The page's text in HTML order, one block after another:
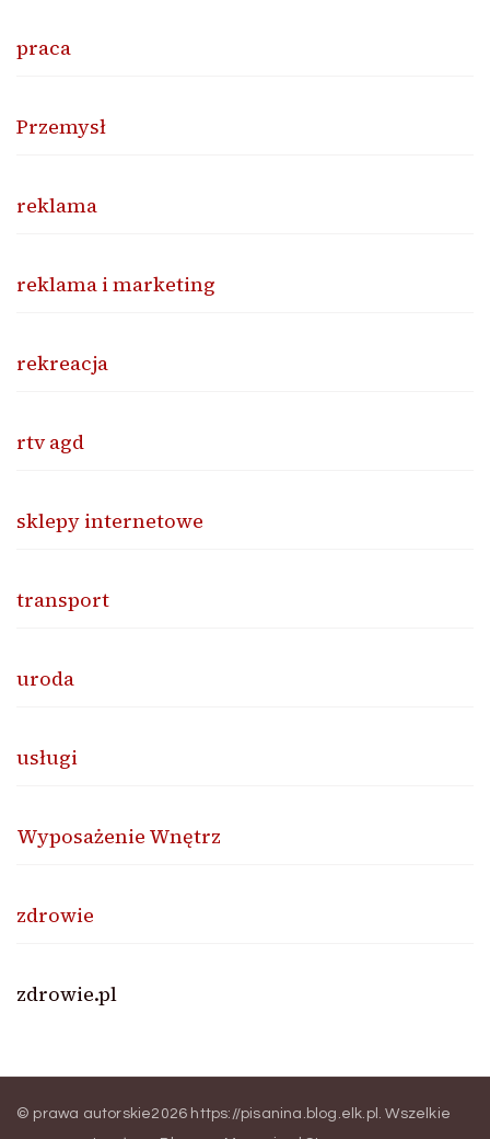
praca
Przemysł
reklama
reklama i marketing
rekreacja
rtv agd
sklepy internetowe
transport
uroda
usługi
Wyposażenie Wnętrz
zdrowie
zdrowie.pl
© prawa autorskie2026 https://pisanina.blog.elk.pl . Wszelkie